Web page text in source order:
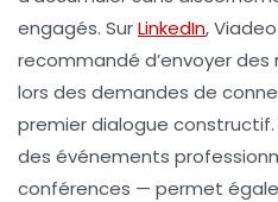
engagés. SurLinkedIn,
recommandé d’envoyer
lors des demandes de
premier dialogue
des événements
conférences — permet